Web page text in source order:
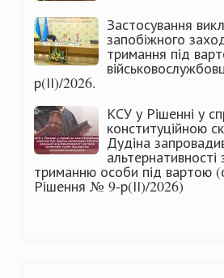
Застосування
запобіжного
тримання під
р(ІІ)/2026.
КСУ у Рішенні у
конституційною
Дудіна
альтернативності
триманню особи під вартою
Рішення № 9-р(ІІ)/2026)